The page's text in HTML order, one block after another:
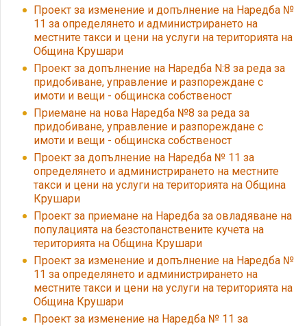
Проект за изменение и допълнение на Наредба №
11 за определянето и администрирането на
местните такси и цени на услуги на територията на
Община Крушари
Проект за допълнение на Наредба N:8 за реда за
придобиване, управление и разпореждане с
имоти и вещи - общинска собственост
Приемане на нова Наредба №8 за реда за
придобиване, управление и разпореждане с
имоти и вещи - общинска собственост
Проект за допълнение на Наредба № 11 за
определянето и администрирането на местните
такси и цени на услуги на територията на Община
Крушари
Проект за приемане на Наредба за овладяване на
популацията на безстопанствените кучета на
територията на Община Крушари
Проект за изменение и допълнение на Наредба №
11 за определянето и администрирането на
местните такси и цени на услуги на територията на
Община Крушари
Проект за изменение на Наредба № 11 за